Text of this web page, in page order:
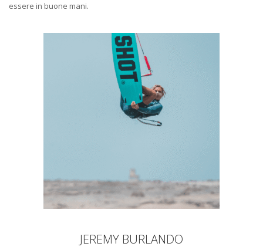
essere in buone mani.
JEREMY BURLANDO